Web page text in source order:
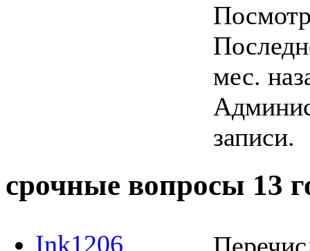
мес.
записи.
срочные вопросы 13
Ink1206